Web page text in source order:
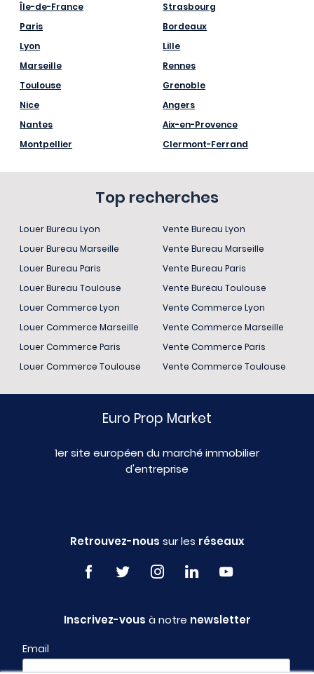
Île-de-France
Paris
Lyon
Marseille
Toulouse
Nice
Nantes
Montpellier
Strasbourg
Bordeaux
Lille
Rennes
Grenoble
Angers
Aix-en-Provence
Clermont-Ferrand
Top recherches
Louer Bureau Lyon
Louer Bureau Marseille
Louer Bureau Paris
Louer Bureau Toulouse
Louer Commerce Lyon
Louer Commerce Marseille
Louer Commerce Paris
Louer Commerce Toulouse
Vente Bureau Lyon
Vente Bureau Marseille
Vente Bureau Paris
Vente Bureau Toulouse
Vente Commerce Lyon
Vente Commerce Marseille
Vente Commerce Paris
Vente Commerce Toulouse
Euro Prop Market
1er site européen du marché immobilier
d'entreprise
Retrouvez-nous sur les réseaux
Inscrivez-vous à notre newsletter
Email